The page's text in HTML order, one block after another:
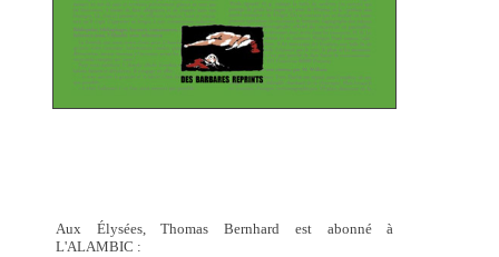
Aux Élysées, Thomas Bernhard est abonné à
L'ALAMBIC :